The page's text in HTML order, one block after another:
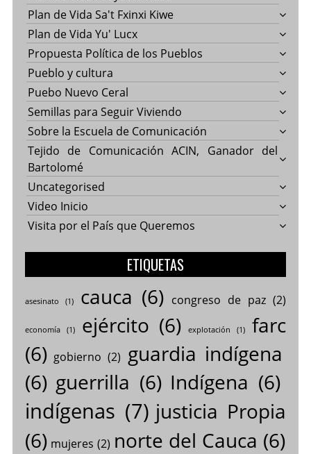
Plan de Vida Sa't Fxinxi Kiwe
Plan de Vida Yu' Lucx
Propuesta Política de los Pueblos
Pueblo y cultura
Puebo Nuevo Ceral
Semillas para Seguir Viviendo
Sobre la Escuela de Comunicación
Tejido de Comunicación ACIN, Ganador del
Bartolomé
Uncategorised
Video Inicio
Visita por el País que Queremos
ETIQUETAS
asesinato (1) cauca (6) congreso de paz(2)
economía(1) ejército (6) explotación (1)
farc
(6) gobierno (2) guardia indígena
(6) guerrilla (6) Indígena (6)
indígenas (7) justicia Propia
(6) mujeres (2) norte del Cauca (6)